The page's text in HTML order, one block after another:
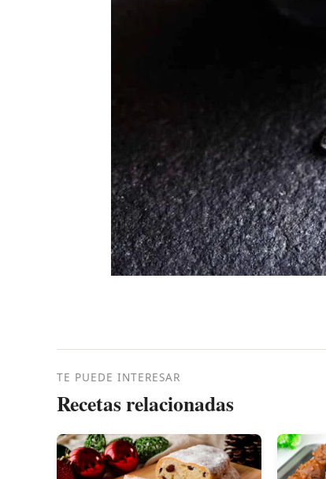
TE PUEDE INTERESAR
Recetas relacionadas